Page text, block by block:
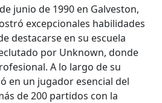
junio de 1990 en Galveston,
excepcionales habilidades
destacarse en su escuela
por Unknown, donde
A lo largo de su
en un jugador esencial del
de 200 partidos con la